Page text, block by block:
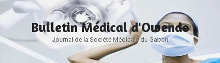
Aller
au
contenu
Bulletin Médical d'Owendo
Journal de la Société Médicale du Gabon